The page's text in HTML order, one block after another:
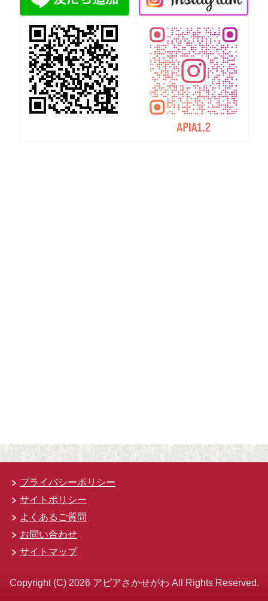
プライバシーポリシー
サイトポリシー
よくあるご質問
お問い合わせ
サイトマップ
Copyright (C) 2026 アピアさかせがわ All Rights Reserved.